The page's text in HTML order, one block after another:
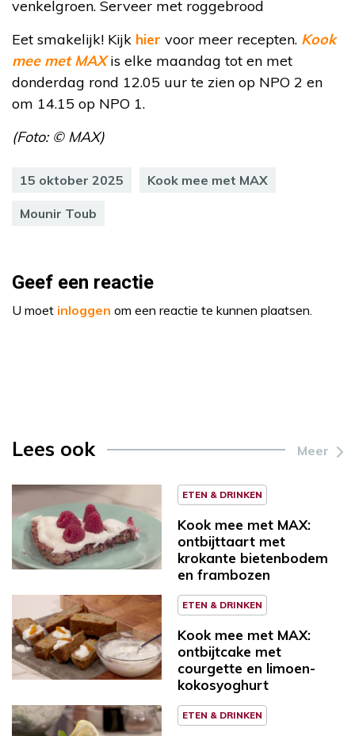
venkelgroen. Serveer met roggebrood
Eet smakelijk! Kijk hier voor meer recepten. Kook
mee met MAXis elke maandag tot en met
donderdag rond 12.05 uur te zien op NPO 2 en
om 14.15 op NPO 1.
(Foto: © MAX)
15 oktober 2025 Kook mee met MAX
Mounir Toub
Geef een reactie
U moet inloggen om een reactie te kunnen plaatsen.
Lees ook Meer
ETEN & DRINKEN
Kook mee met MAX:
ontbijttaart met
krokante bietenbodem
en frambozen
ETEN & DRINKEN
Kook mee met MAX:
ontbijtcake met
courgette en limoen-
kokosyoghurt
ETEN & DRINKEN